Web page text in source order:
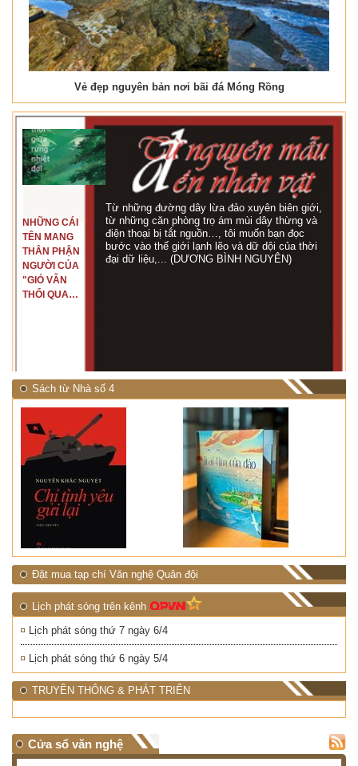
Vẻ đẹp nguyên bản nơi bãi đá Móng Rồng
NHỮNG CÁI
TÊN MANG
THÂN PHẬN
NGƯỜI CỦA
"GIÓ VẪN
THỔI QUA
Từ những đường dây lừa đảo xuyên biên giới,
từ những căn phòng trọ ám mùi dây thừng và
điện thoại bị tắt nguồn…, tôi muốn bạn đọc
bước vào thế giới lạnh lẽo và dữ dội của thời
đại dữ liệu,... (DƯƠNG BÌNH NGUYÊN)
Sách từ Nhà số 4
Đặt mua tạp chí Văn nghệ Quân đội
Lịch phát sóng trên kênh
Lịch phát sóng thứ 7 ngày 6/4
Lịch phát sóng thứ 6 ngày 5/4
TRUYỀN THÔNG & PHÁT TRIỂN
Cửa sổ văn nghệ